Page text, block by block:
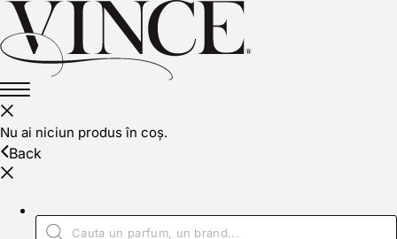
Nu ai niciun produs în coș.
Back